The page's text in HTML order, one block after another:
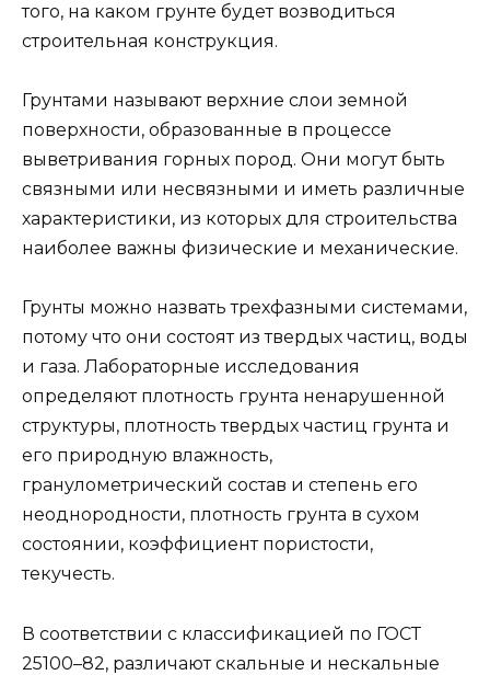
того, на каком грунте будет возводиться
строительная конструкция.
Грунтами называют верхние слои земной
поверхности, образованные в процессе
выветривания горных пород. Они могут быть
связными или несвязными и иметь различные
характеристики, из которых для строительства
наиболее важны физические и механические.
Грунты можно назвать трехфазными системами,
потому что они состоят из твердых частиц, воды
и газа. Лабораторные исследования
определяют плотность грунта ненарушенной
структуры, плотность твердых частиц грунта и
его природную влажность,
гранулометрический состав и степень его
неоднородности, плотность грунта в сухом
состоянии, коэффициент пористости,
текучесть.
В соответствии с классификацией по ГОСТ
25100–82, различают скальные и нескальные